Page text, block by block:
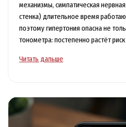
механизмы, симпатическая
стенка) длительное время
поэтому гипертония опасна не
тонометра: постепенно растёт
Артериальная
повышает
давление
Читать дальше